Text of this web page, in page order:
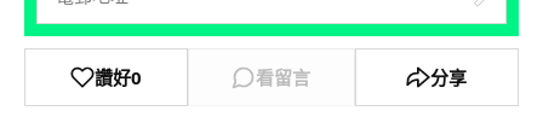
讚好0 看留言 分享